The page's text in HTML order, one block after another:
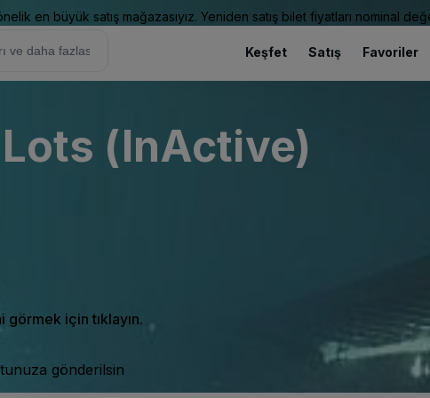
en büyük satış mağazasıyız. Yeniden satış bilet fiyatları nominal
Keşfet Satış Favoriler
(InActive)
için tıklayın.
gönderilsin